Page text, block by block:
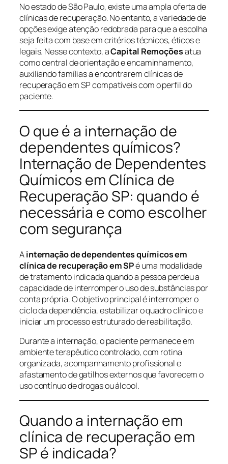
No estado de São Paulo, existe uma ampla oferta de
clínicas de recuperação. No entanto, a variedade de
opções exige atenção redobrada para que a escolha
seja feita com base em critérios técnicos, éticos e
legais. Nesse contexto, aCapital Remoçõesatua
como central de orientação e encaminhamento,
auxiliando famílias a encontrarem clínicas de
recuperação em SP compatíveis com o perfil do
paciente.
O que é a internação de
dependentes químicos?
Internação de Dependentes
Químicos em Clínica de
Recuperação SP: quando é
necessária e como escolher
com segurança
Ainternação de dependentes químicos em
clínica de recuperação em SPé uma modalidade
de tratamento indicada quando a pessoa perdeu a
capacidade de interromper o uso de substâncias por
conta própria. O objetivo principal é interromper o
ciclo da dependência, estabilizar o quadro clínico e
iniciar um processo estruturado de reabilitação.
Durante a internação, o paciente permanece em
ambiente terapêutico controlado, com rotina
organizada, acompanhamento profissional e
afastamento de gatilhos externos que favorecem o
uso contínuo de drogas ou álcool.
Quando a internação em
clínica de recuperação em
SP é indicada?